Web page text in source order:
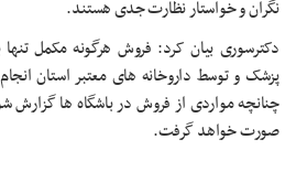
نگران و خواستار نظارت جدی هستند.
دکترسوری بیان کرد: فروش هرگونه مکمل
پزشک و توسط داروخانه های معتبر استان
چنانچه مواردی از فروش در باشگاه ها گزارش
صورت خواهد گرفت.